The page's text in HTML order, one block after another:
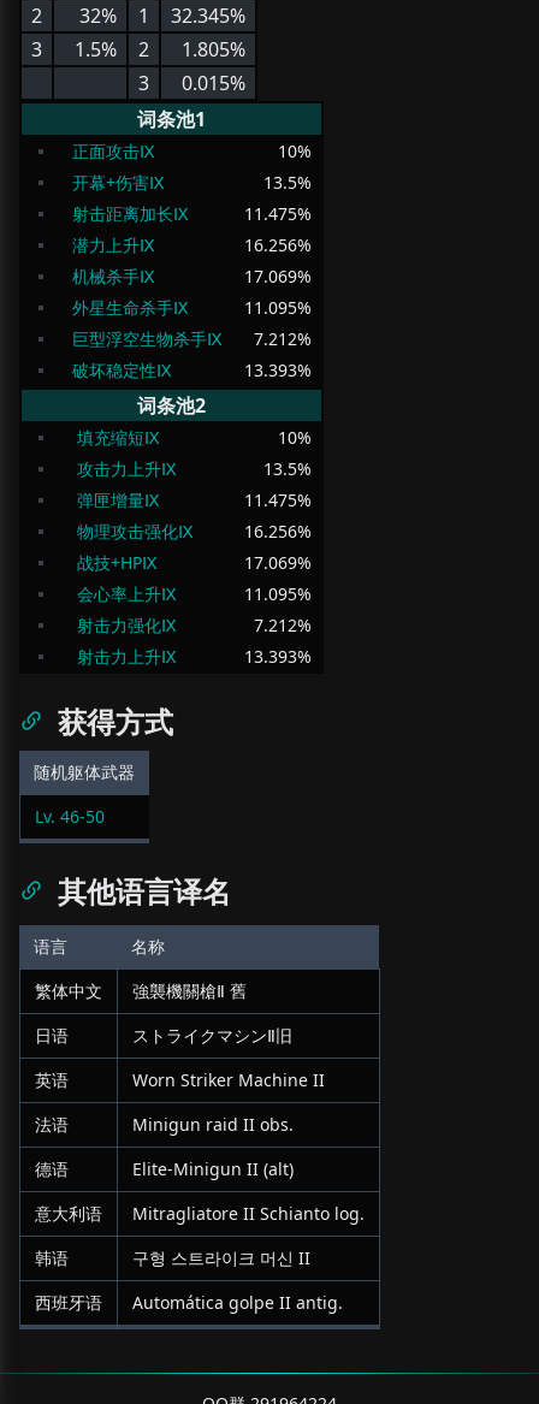
2
32% 1
32.345%
3
1.5% 2
1.805%
3
0.015%
词条池1
正面攻击Ⅸ 10%
开幕+伤害Ⅸ
13.5%
射击距离加长Ⅸ
11.475%
潜力上升Ⅸ
16.256%
机械杀手Ⅸ
17.069%
外星生命杀手Ⅸ
11.095%
巨型浮空生物杀手Ⅸ
7.212%
破坏稳定性Ⅸ
13.393%
词条池2
填充缩短Ⅸ 10%
攻击力上升Ⅸ
13.5%
弹匣增量Ⅸ
11.475%
物理攻击强化Ⅸ
16.256%
战技+HPⅨ
17.069%
会心率上升Ⅸ
11.095%
射击力强化Ⅸ
7.212%
射击力上升Ⅸ
13.393%
获得方式
随机躯体武器
Lv. 46-50
其他语言译名
语言
名称
繁体中文
強襲機關槍Ⅱ 舊
日语
ストライクマシンⅡ旧
英语
Worn Striker Machine II
法语
Minigun raid II obs.
德语
Elite-Minigun II (alt)
意大利语
Mitragliatore II Schianto log.
韩语
구형 스트라이크 머신 II
西班牙语
Automática golpe II antig.